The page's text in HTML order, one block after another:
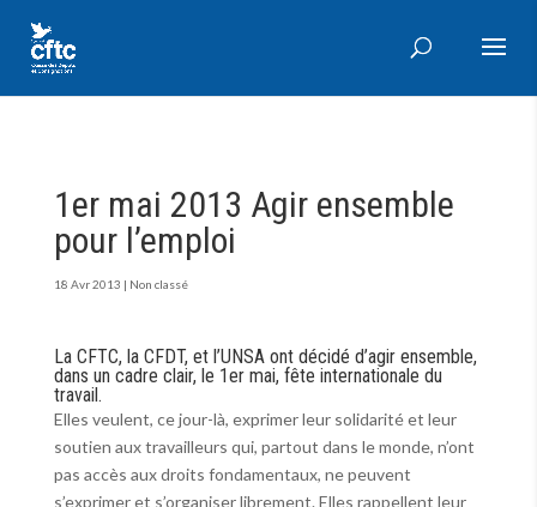
1er mai 2013 Agir ensemble
pour l’emploi
18 Avr 2013 | Non classé
La CFTC, la CFDT, et l’UNSA ont décidé d’agir ensemble,
dans un cadre clair, le 1er mai, fête internationale du
travail.
Elles veulent, ce jour-là, exprimer leur solidarité et leur
soutien aux travailleurs qui, partout dans le monde, n’ont
pas accès aux droits fondamentaux, ne peuvent
s’exprimer et s’organiser librement. Elles rappellent leur